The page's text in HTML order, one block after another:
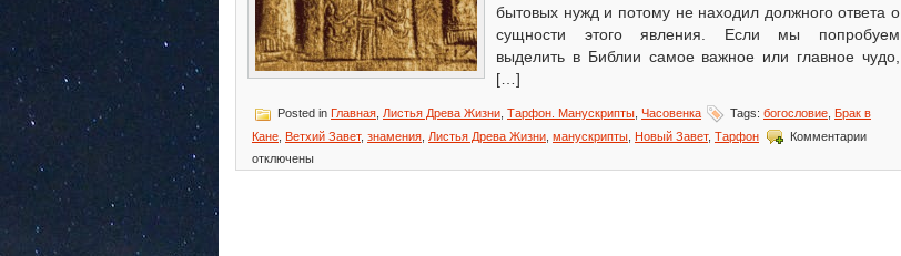
бытовых нужд и потому не находил должного ответа о
сущности этого явления. Если мы попробуем
выделить в Библии самое важное или главное чудо,
[…]
Posted in Главная Листья Древа Жизни Тарфон. Манускрипты Часовенка Tags: богословие Брак в
Кане Ветхий Завет, знамения Листья Древа Жизни манускрипты Новый Завет, Тарфон Комментариик
Брак
отключены